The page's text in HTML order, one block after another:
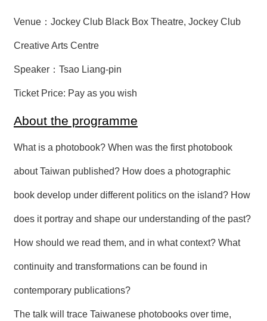
Venue： Jockey Club Black Box Theatre, Jockey Club
Creative Arts Centre
Speaker：Tsao Liang-pin
Ticket Price: Pay as you wish
About the programme
What is a photobook? When was the first photobook
about Taiwan published? How does a photographic
book develop under different politics on the island? How
does it portray and shape our understanding of the past?
How should we read them, and in what context? What
continuity and transformations can be found in
contemporary publications?
The talk will trace Taiwanese photobooks over time,